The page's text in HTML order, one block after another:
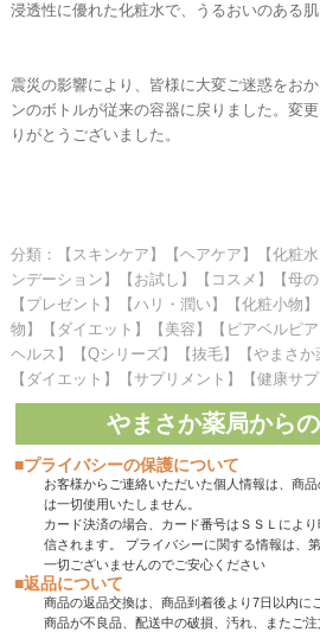
浸透性に優れた化粧水で、うるおいのある肌
震災の影響により、皆様に大変ご迷惑をお
ンのボトルが従来の容器に戻りました。変
りがとうございました。
分類：【スキンケア】【ヘアケア】【化粧
ンデーション】【お試し】【コスメ】【母
【プレゼント】【ハリ・潤い】【化粧小物
物】【ダイエット】【美容】【ピアベルピ
ヘルス】【Qシリーズ】【抜毛】【やまさか
【ダイエット】【サプリメント】【健康サ
やまさか薬局から
■プライバシーの保護について
お客様からご連絡いただいた個人情報は、商
は一切使用いたしません。
カード決済の場合、カード番号はＳＳＬによ
信されます。 プライバシーに関する情報は、
一切ございませんのでご安心ください
■返品について
商品の返品交換は、商品到着後より7日以内に
商品が不良品、配送中の破損、汚れ、またご